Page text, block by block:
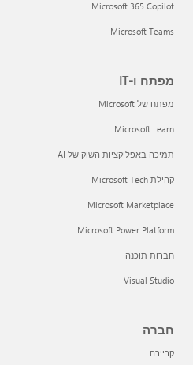
Microsoft 365 Copilot
Microsoft Teams
מפתח ו-IT
מפתח של Microsoft
Microsoft Learn
תמיכה באפליקציות השוק של AI
קהילת Microsoft Tech
Microsoft Marketplace
Microsoft Power Platform
חברות תוכנה
Visual Studio
חברה
קריירה